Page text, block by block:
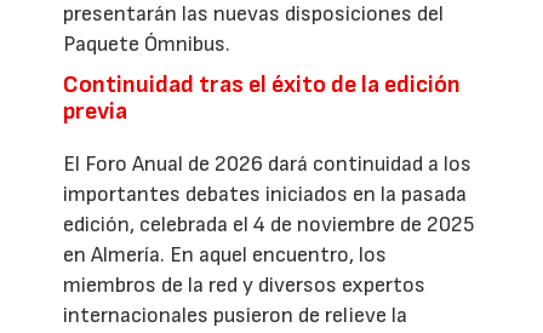
presentarán las nuevas disposiciones del
Paquete Ómnibus.
Continuidad tras el éxito de la edición
previa
El Foro Anual de 2026 dará continuidad a los
importantes debates iniciados en la pasada
edición, celebrada el 4 de noviembre de 2025
en Almería. En aquel encuentro, los
miembros de la red y diversos expertos
internacionales pusieron de relieve la